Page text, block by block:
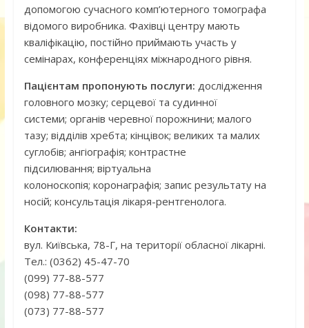
допомогою сучасного комп’ютерного томографа
відомого виробника. Фахівці центру мають
кваліфікацію, постійно приймають участь у
семінарах, конференціях міжнародного рівня.
Пацієнтам пропонують послуги: дослідження
головного мозку; серцевої та судинної
системи; органів черевної порожнини; малого
тазу; відділів хребта; кінцівок; великих та малих
суглобів; ангіографія; контрастне
підсилювання; віртуальна
колоноскопія; коронаграфія; запис результату на
носій; консультація лікаря-рентгенолога.
Контакти:
вул. Київська, 78-Г, на території обласної лікарні.
Тел.: (0362) 45-47-70
(099) 77-88-577
(098) 77-88-577
(073) 77-88-577